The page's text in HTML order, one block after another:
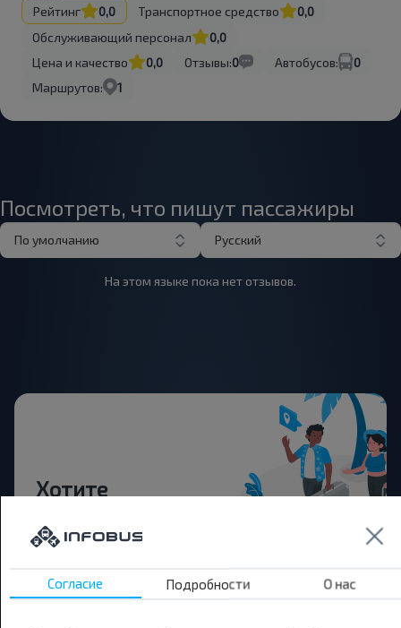
Рейтинг 0,0 Транспортное средство
0,0
Обслуживающий персонал
0,0
Цена и качество
0,0 Отзывы:0 Автобусов:
0
Маршрутов:
1
Посмотреть, что пишут пассажиры
По умолчанию Русский
На этом языке пока нет отзывов.
Хотите
дешевле?
Не пропусти специальные акции, скидки и
другие интересные предложения INFOBUS.
Согласие Подробности О нас